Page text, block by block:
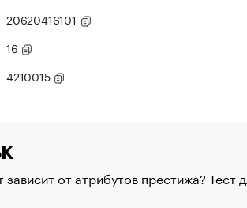
20620416101
16
4210015
от атрибутов престижа? Тест